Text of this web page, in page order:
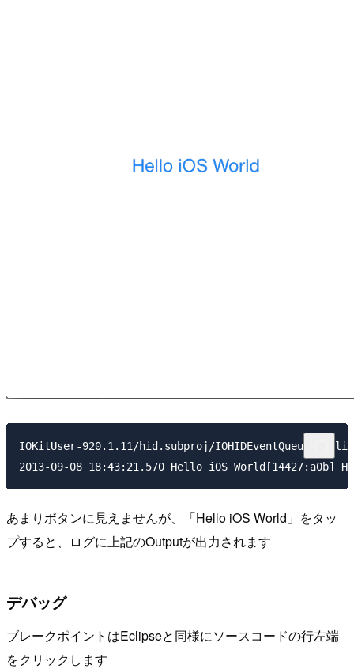
IOKitUser-920.1.11/hid.subproj/IOHIDEventQueue.c,
あまりボタンに見えませんが、「Hello iOS World」をタッ
プすると、ログに上記のOutputが出力されます
デバッグ
ブレークポイントはEclipseと同様にソースコードの行左端
をクリックします